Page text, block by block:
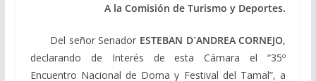
A la Comisión de Turismo y Deportes.
Del señor Senador ESTEBAN D´ANDREA CORNEJO,
declarando de Interés de esta Cámara el “35º
Encuentro Nacional de Doma y Festival del Tamal”, a